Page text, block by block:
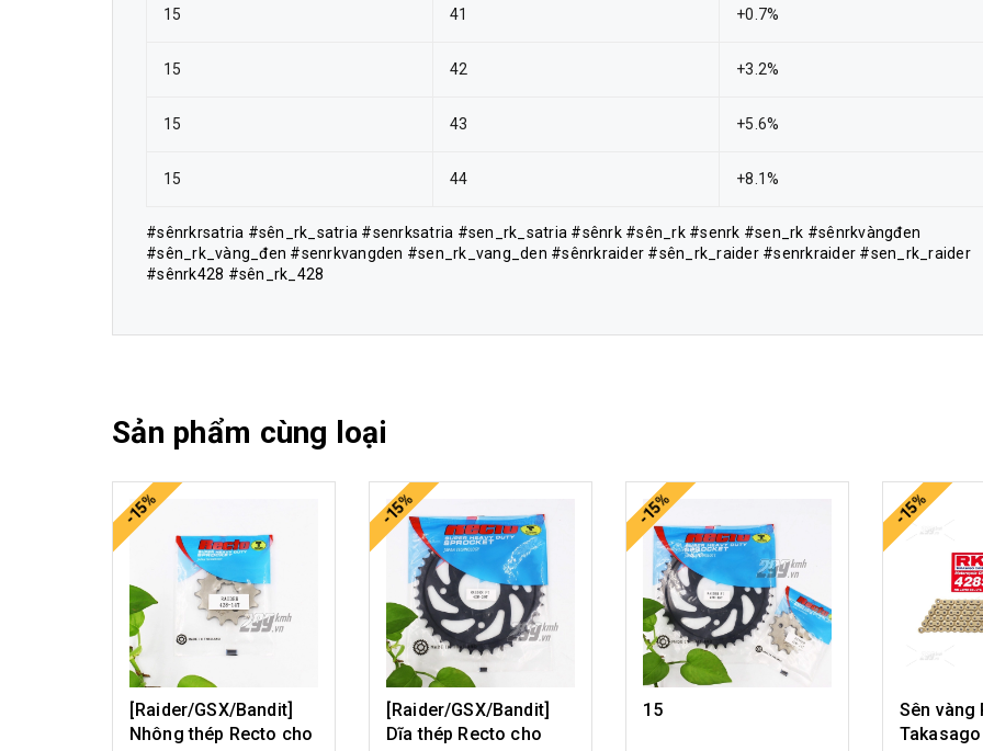
15 41 +0.7%
15 42 +3.2%
15 43 +5.6%
15 44 +8.1%
#sênrkrsatria #sên_rk_satria #senrksatria #sen_rk_satria #sênrk #sên_rk #senrk #sen_rk #sênrkvàngđen
#sên_rk_vàng_đen #senrkvangden #sen_rk_vang_den #sênrkraider #sên_rk_raider #senrkraider #sen_rk_raider
#sênrk428 #sên_rk_428
Sản phẩm cùng loại
-15%
[Raider/GSX/Bandit]
Nhông thép Recto cho
-15%
[Raider/GSX/Bandit]
Dĩa thép Recto cho
-15%
15
-15%
Sên vàng